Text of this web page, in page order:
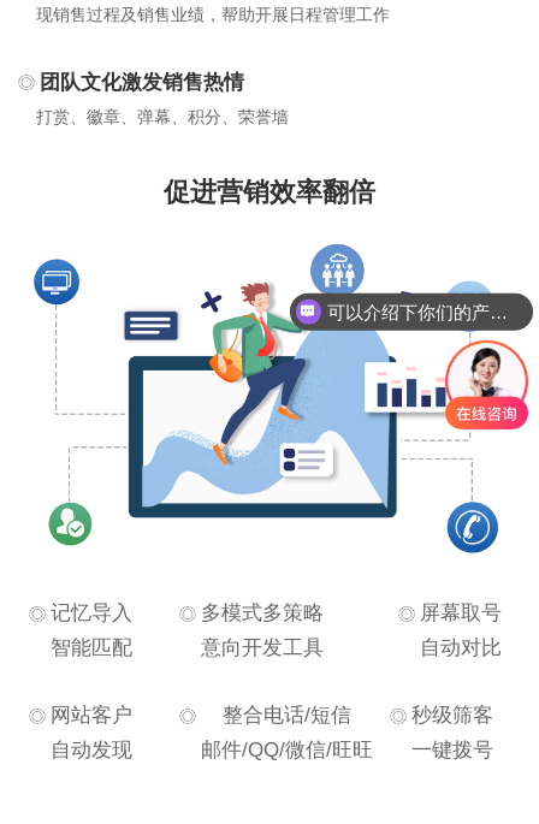
现销售过程及销售业绩，帮助开展日程管理工作
团队文化激发销售热情
打赏、徽章、弹幕、积分、荣誉墙
促进营销效率翻倍
记忆导入
智能匹配
多模式多策略
意向开发工具
屏幕取号
自动对比
网站客户
自动发现
整合电话/短信
邮件/QQ/微信/旺旺
秒级筛客
一键拨号
可以介绍下你们的产品么